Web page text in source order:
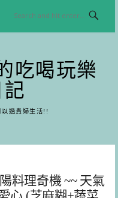
吃喝玩樂
以過貴婦生活!!
料理奇機 ~~ 天氣